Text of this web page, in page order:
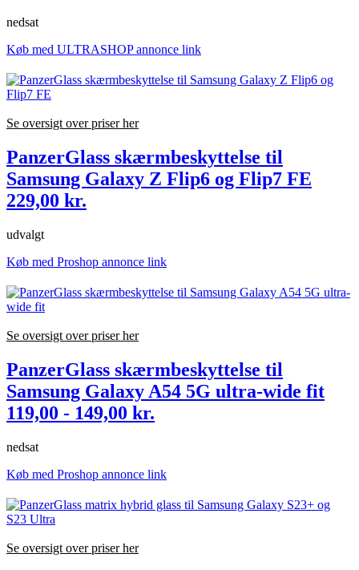
nedsat
Køb med ULTRASHOP annonce link
Se oversigt over priser her
PanzerGlass skærmbeskyttelse til
Samsung Galaxy Z Flip6 og Flip7 FE
229,00 kr.
udvalgt
Køb med Proshop annonce link
Se oversigt over priser her
PanzerGlass skærmbeskyttelse til
Samsung Galaxy A54 5G ultra-wide fit
119,00 - 149,00 kr.
nedsat
Køb med Proshop annonce link
Se oversigt over priser her